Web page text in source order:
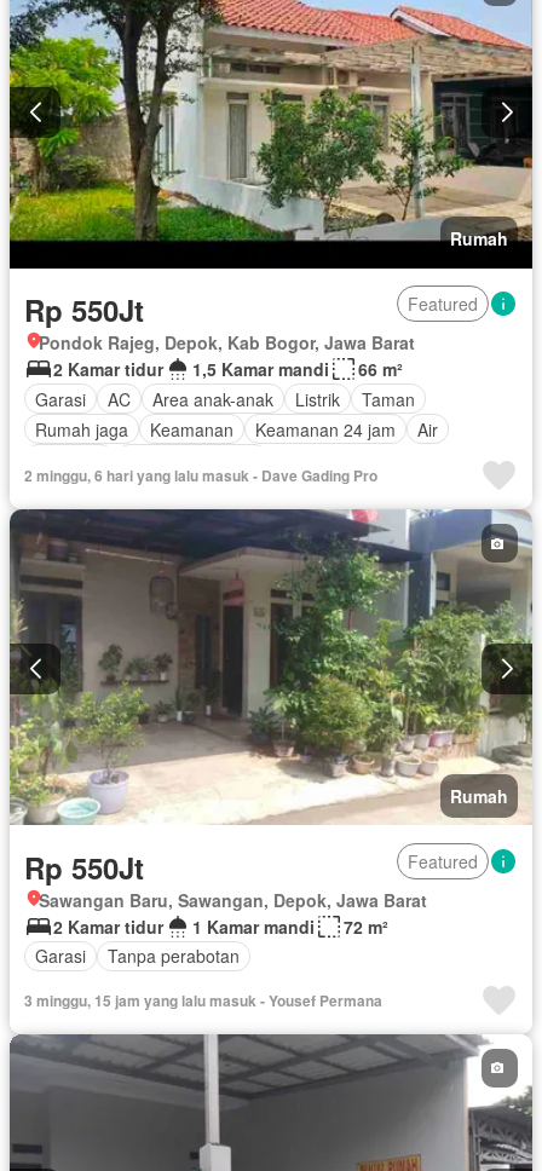
Rumah
Rp 550Jt
Featured
Pondok Rajeg, Depok, Kab Bogor, Jawa Barat
2 Kamar tidur
1,5 Kamar mandi
66 m²
Garasi
AC Area anak-anak Listrik
Taman
Rumah jaga
Keamanan Keamanan 24 jam
Air
2 minggu, 6 hari yang lalu masuk - Dave Gading Pro
Rumah
Rp 550Jt
Featured
Sawangan Baru, Sawangan, Depok, Jawa Barat
2 Kamar tidur
1 Kamar mandi
72 m²
Garasi
Tanpa perabotan
3 minggu, 15 jam yang lalu masuk - Yousef Permana